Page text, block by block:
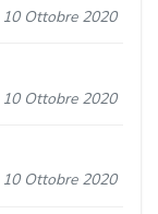
10 Ottobre 2020
10 Ottobre 2020
10 Ottobre 2020